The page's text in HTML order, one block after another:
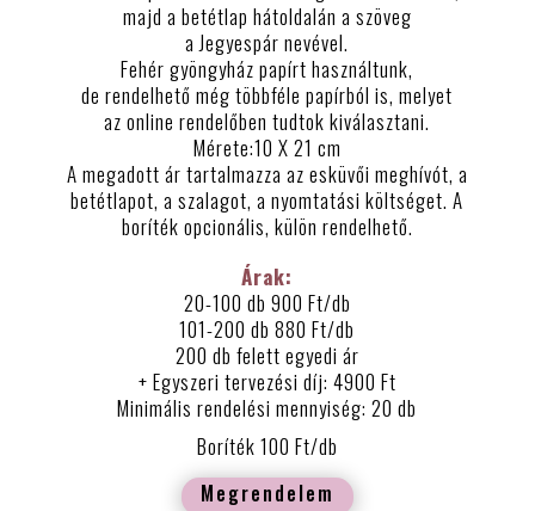
majd a betétlap hátoldalán a szöveg
a Jegyespár nevével.
Fehér gyöngyház papírt használtunk,
de rendelhető még többféle papírból is, melyet
az online rendelőben tudtok kiválasztani.
Mérete:10 X 21 cm
A megadott ár tartalmazza az esküvői meghívót, a
betétlapot, a szalagot, a nyomtatási költséget. A
boríték opcionális, külön rendelhető.
Árak:
20-100 db 900 Ft/db
101-200 db 880 Ft/db
200 db felett egyedi ár
+ Egyszeri tervezési díj: 4900 Ft
Minimális rendelési mennyiség: 20 db
Boríték 100 Ft/db
Megrendelem